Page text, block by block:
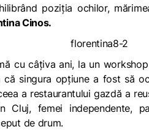
poziţia ochilor,
Cinos.
cu câțiva ani, la un
singura opțiune a fost să
a restaurantului gazdă a
Cluj, femei independente,
de drum.